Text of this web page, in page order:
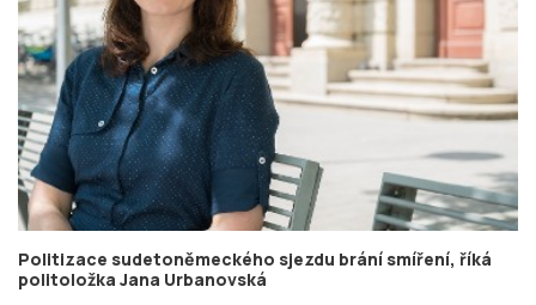
Politizace sudetoněmeckého sjezdu brání smíření, říká
politoložka Jana Urbanovská